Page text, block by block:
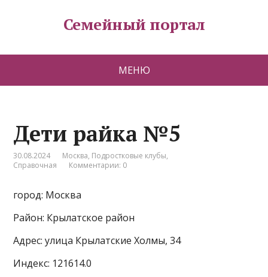
Семейный портал
МЕНЮ
Дети райка №5
30.08.2024 Москва, Подростковые клубы,
Справочная
Комментарии: 0
город: Москва
Район: Крылатское район
Адрес: улица Крылатские Холмы, 34
Индекс: 121614.0